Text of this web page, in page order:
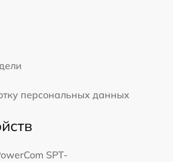
персональных данных
SPT-